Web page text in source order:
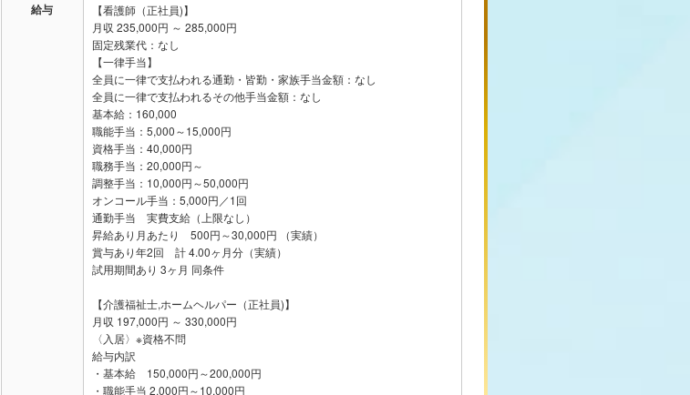
給与
【看護師（正社員)】
月収 235,000円 ～ 285,000円
固定残業代：なし
【一律手当】
全員に一律で支払われる通勤・皆勤・家族手当金額：なし
全員に一律で支払われるその他手当金額：なし
基本給：160,000
職能手当：5,000～15,000円
資格手当：40,000円
職務手当：20,000円～
調整手当：10,000円～50,000円
オンコール手当：5,000円／1回
通勤手当 実費支給（上限なし）
昇給あり月あたり 500円～30,000円 （実績）
賞与あり年2回 計 4.00ヶ月分（実績）
試用期間あり 3ヶ月 同条件
【介護福祉士,ホームヘルパー（正社員)】
月収 197,000円 ～ 330,000円
〈入居〉※資格不問
給与内訳
・基本給 150,000円～200,000円
・職能手当 2,000円～10,000円